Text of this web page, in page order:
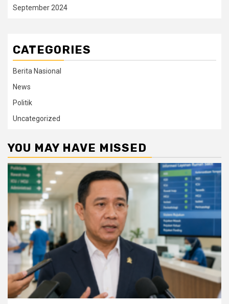
September 2024
CATEGORIES
Berita Nasional
News
Politik
Uncategorized
YOU MAY HAVE MISSED